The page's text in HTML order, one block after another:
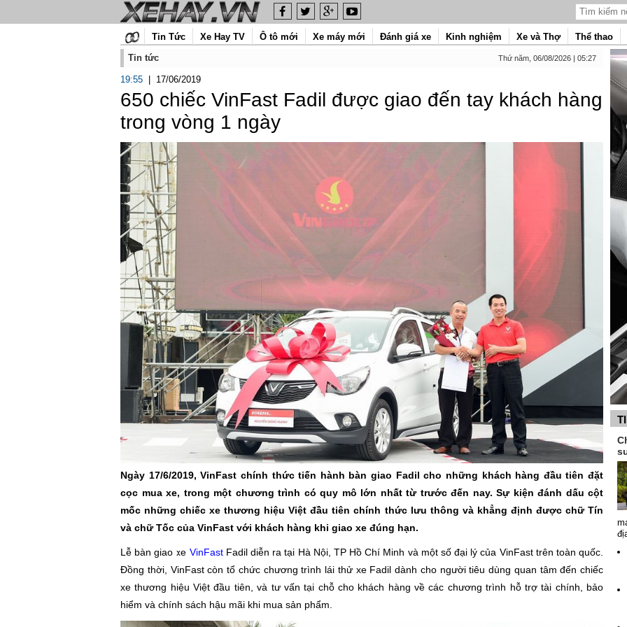
Tin Tức Xe Hay TV Ô tô mới Xe máy mới Đánh giá xe Kinh nghiệm Xe và Thợ Thể thao
Tin tức
Thứ năm, 06/08/2026 | 05:27
19:55 17/06/2019
650 chiếc VinFast Fadil được giao đến tay khách hàng
trong vòng 1 ngày
Ngày 17/6/2019, VinFast chính thức tiến hành bàn giao Fadil cho những khách hàng đầu tiên đặt
cọc mua xe, trong một chương trình có quy mô lớn nhất từ trước đến nay. Sự kiện đánh dấu cột
mốc những chiếc xe thương hiệu Việt đầu tiên chính thức lưu thông và khẳng định được chữ Tín
và chữ Tốc của VinFast với khách hàng khi giao xe đúng hạn.
Lễ bàn giao xe VinFast Fadil diễn ra tại Hà Nội, TP Hồ Chí Minh và một số đại lý của VinFast trên toàn quốc.
Đồng thời, VinFast còn tổ chức chương trình lái thử xe Fadil dành cho người tiêu dùng quan tâm đến chiếc
xe thương hiệu Việt đầu tiên, và tư vấn tại chỗ cho khách hàng về các chương trình hỗ trợ tài chính, bảo
hiểm và chính sách hậu mãi khi mua sản phẩm.